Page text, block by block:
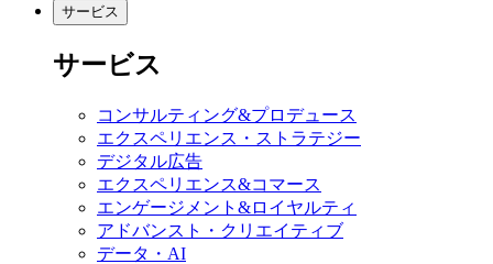
サービス
サービス
コンサルティング&プロデュース
エクスペリエンス・ストラテジー
デジタル広告
エクスペリエンス&コマース
エンゲージメント&ロイヤルティ
アドバンスト・クリエイティブ
データ・AI